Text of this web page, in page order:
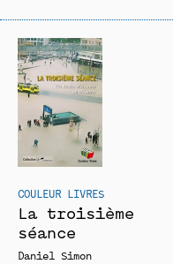
COULEUR LIVRES
La troisième
séance
Daniel Simon